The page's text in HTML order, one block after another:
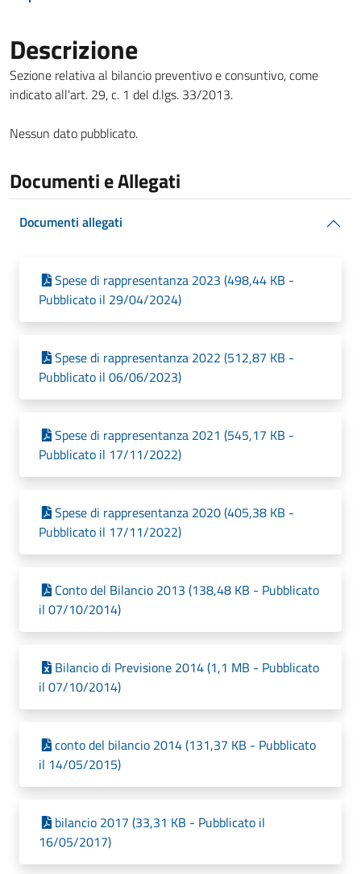
Descrizione
Sezione relativa al bilancio preventivo e consuntivo, come
indicato all'art. 29, c. 1 del d.lgs. 33/2013.
Nessun dato pubblicato.
Documenti e Allegati
Documenti allegati
Spese di rappresentanza 2023 (498,44 KB -
Pubblicato il 29/04/2024)
Spese di rappresentanza 2022 (512,87 KB -
Pubblicato il 06/06/2023)
Spese di rappresentanza 2021 (545,17 KB -
Pubblicato il 17/11/2022)
Spese di rappresentanza 2020 (405,38 KB -
Pubblicato il 17/11/2022)
Conto del Bilancio 2013 (138,48 KB - Pubblicato
il 07/10/2014)
Bilancio di Previsione 2014 (1,1 MB - Pubblicato
il 07/10/2014)
conto del bilancio 2014 (131,37 KB - Pubblicato
il 14/05/2015)
bilancio 2017 (33,31 KB - Pubblicato il
16/05/2017)